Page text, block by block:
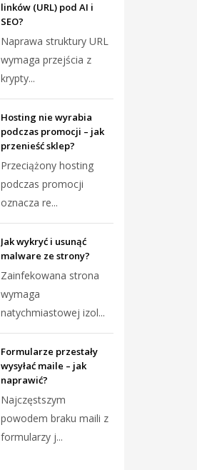
linków (URL) pod AI i
SEO?
Naprawa struktury URL
wymaga przejścia z
krypty...
Hosting nie wyrabia
podczas promocji – jak
przenieść sklep?
Przeciążony hosting
podczas promocji
oznacza re...
Jak wykryć i usunąć
malware ze strony?
Zainfekowana strona
wymaga
natychmiastowej izol...
Formularze przestały
wysyłać maile – jak
naprawić?
Najczęstszym
powodem braku maili z
formularzy j...